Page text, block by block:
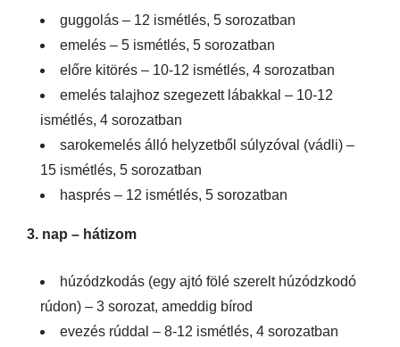
guggolás – 12 ismétlés, 5 sorozatban
emelés – 5 ismétlés, 5 sorozatban
előre kitörés – 10-12 ismétlés, 4 sorozatban
emelés talajhoz szegezett lábakkal – 10-12
ismétlés, 4 sorozatban
sarokemelés álló helyzetből súlyzóval (vádli) –
15 ismétlés, 5 sorozatban
hasprés – 12 ismétlés, 5 sorozatban
3. nap – hátizom
húzódzkodás (egy ajtó fölé szerelt húzódzkodó
rúdon) – 3 sorozat, ameddig bírod
evezés rúddal – 8-12 ismétlés, 4 sorozatban